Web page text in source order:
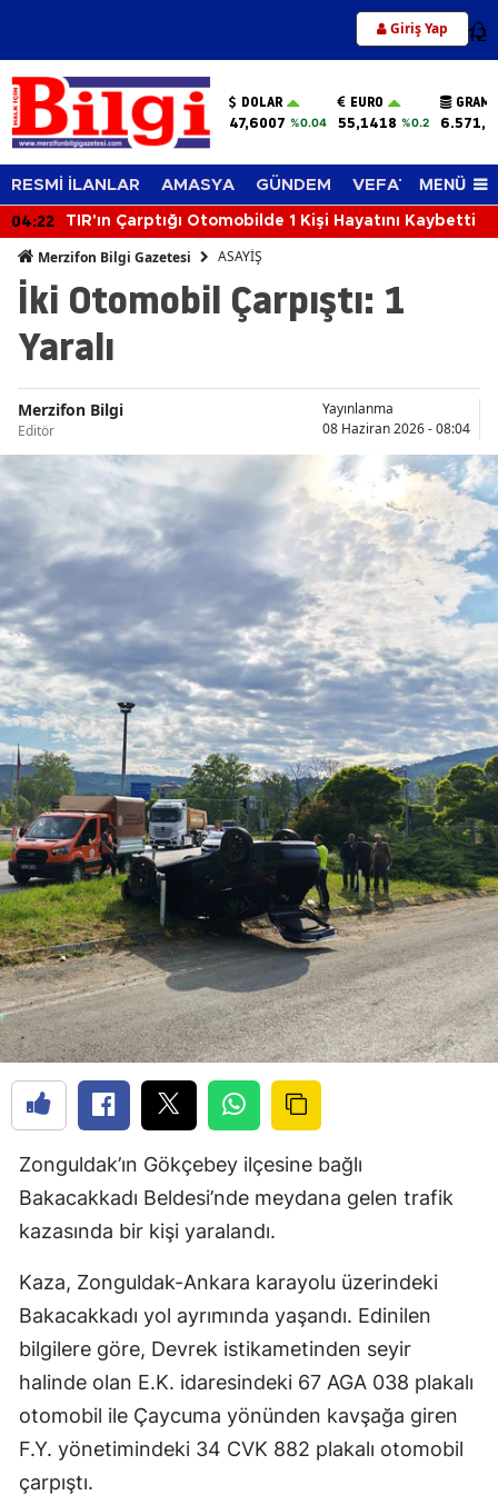
Giriş Yap 12
DOLAR
47,6007 %0.04
EURO
55,1418 %0.2
GRAM
RESMİ İLANLAR AMASYA GÜNDEM VEFAT EDENLER
MENÜ
04:22 TIR'ın Çarptığı Otomobilde 1 Kişi Hayatını Kaybetti
Merzifon Bilgi Gazetesi ASAYİŞ
İki Otomobil Çarpıştı: 1
Yaralı
Merzifon Bilgi
Editör
Yayınlanma
08 Haziran 2026 - 08:04
Zonguldak’ın Gökçebey ilçesine bağlı
Bakacakkadı Beldesi’nde meydana gelen trafik
kazasında bir kişi yaralandı.
Kaza, Zonguldak-Ankara karayolu üzerindeki
Bakacakkadı yol ayrımında yaşandı. Edinilen
bilgilere göre, Devrek istikametinden seyir
halinde olan E.K. idaresindeki 67 AGA 038 plakalı
otomobil ile Çaycuma yönünden kavşağa giren
F.Y. yönetimindeki 34 CVK 882 plakalı otomobil
çarpıştı.